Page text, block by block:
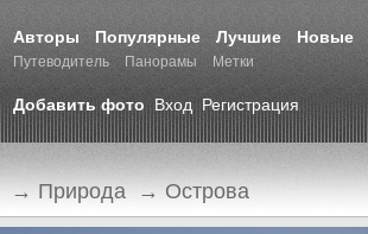
Авторы Популярные Лучшие Новые
Путеводитель Панорамы Метки
Добавить фото Вход Регистрация
→ Природа → Острова